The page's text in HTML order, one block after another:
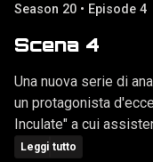
Season 20 • Episode 4
Scena 4
Una nuova serie di
un protagonista
Inculate" a cui
contenuti: anal
Leggi tutto